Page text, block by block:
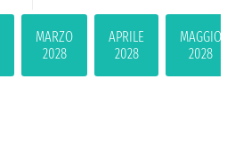
MARZO
2028
APRILE
2028
MAGGIO
2028